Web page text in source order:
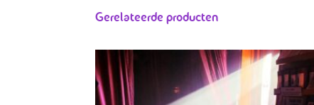
Gerelateerde producten